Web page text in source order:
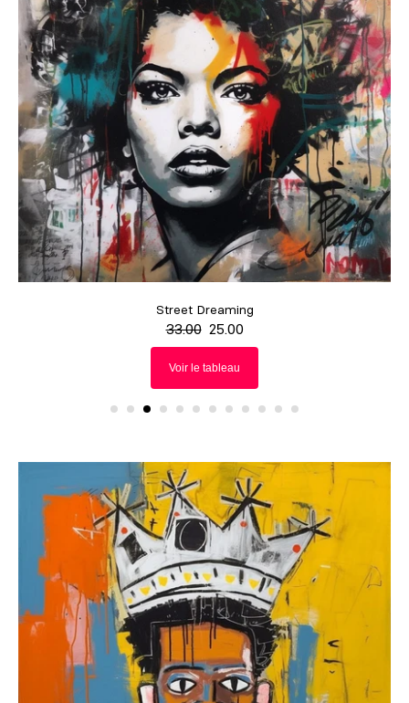
Street Dreams
33.00 25.00
Voir le tableau